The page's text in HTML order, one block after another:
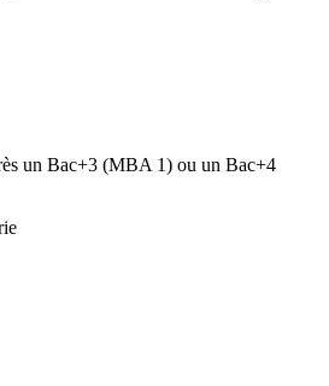
un Bac+3 (MBA 1) ou un Bac+4